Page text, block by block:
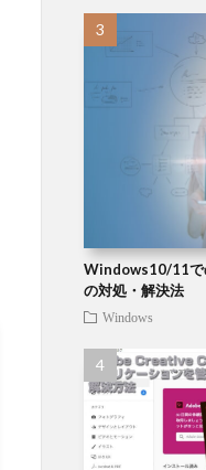
Windows10/11で
の対処・解決法
Windows